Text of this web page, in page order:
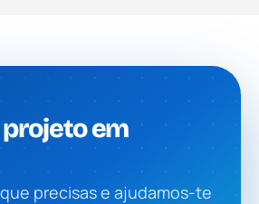
em
precisas e ajudamos-te